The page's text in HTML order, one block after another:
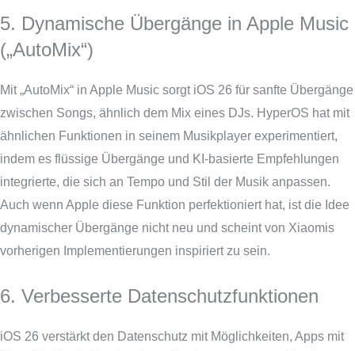
5. Dynamische Übergänge in Apple Music
(„AutoMix“)
Mit „AutoMix“ in Apple Music sorgt iOS 26 für sanfte Übergänge
zwischen Songs, ähnlich dem Mix eines DJs. HyperOS hat mit
ähnlichen Funktionen in seinem Musikplayer experimentiert,
indem es flüssige Übergänge und KI-basierte Empfehlungen
integrierte, die sich an Tempo und Stil der Musik anpassen.
Auch wenn Apple diese Funktion perfektioniert hat, ist die Idee
dynamischer Übergänge nicht neu und scheint von Xiaomis
vorherigen Implementierungen inspiriert zu sein.
6. Verbesserte Datenschutzfunktionen
iOS 26 verstärkt den Datenschutz mit Möglichkeiten, Apps mit